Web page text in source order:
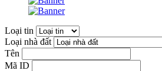
Loại tin
Loại nhà đất
Tên
Mã ID